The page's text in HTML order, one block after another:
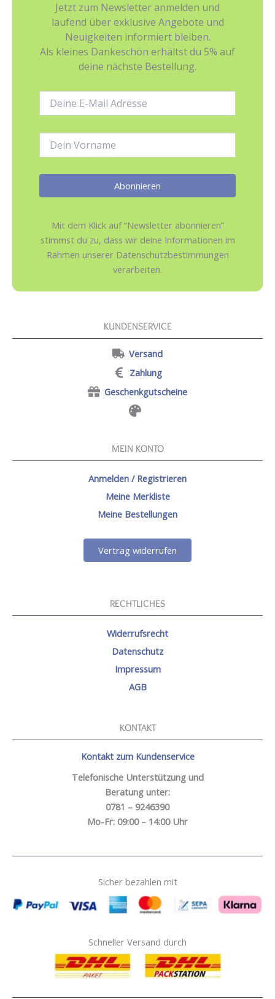
Jetzt zum Newsletter anmelden und
laufend über exklusive Angebote und
Neuigkeiten informiert bleiben.
Als kleines Dankeschön erhältst du 5% auf
deine nächste Bestellung.
Mail-
Mit dem Klick auf “Newsletter abonnieren”
stimmst du zu, dass wir deine Informationen im
Rahmen unserer Datenschutzbestimmungen
verarbeiten.
KUNDENSERVICE
Versand
Zahlung
Geschenkgutscheine
MEIN KONTO
Anmelden / Registrieren
Meine Merkliste
Meine Bestellungen
Vertrag widerrufen
RECHTLICHES
Widerrufsrecht
Datenschutz
Impressum
AGB
KONTAKT
Kontakt zum Kundenservice
Telefonische Unterstützung und
Beratung unter:
0781 – 9246390
Mo-Fr: 09:00 – 14:00 Uhr
Sicher bezahlen mit
Schneller Versand durch